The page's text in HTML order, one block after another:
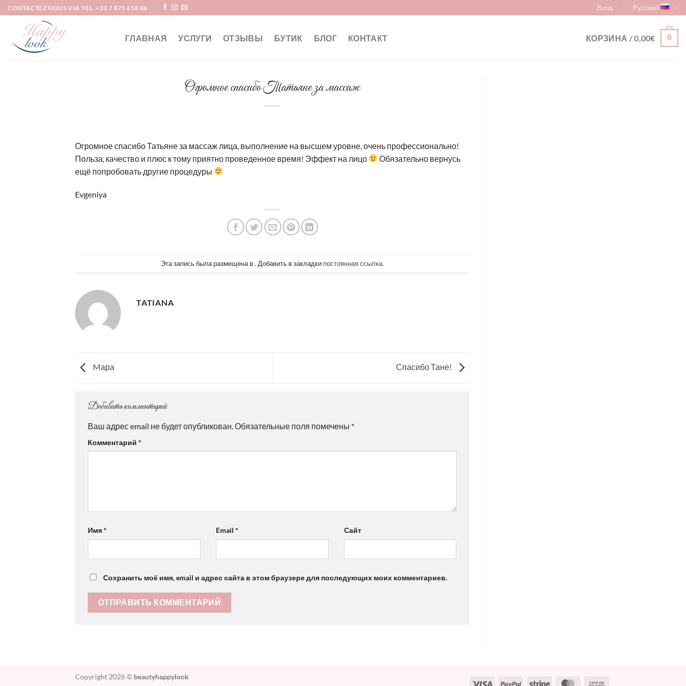
Skip
to
content
CONTACTEZ NOUS VIA TEL. +33 7 871 658 86 Вход Русский
ГЛАВНАЯ УСЛУГИ ОТЗЫВЫ БУТИК БЛОГ КОНТАКТ КОРЗИНА /0,00€ 0
Огромное спасибо Татьяне за массаж
Огромное спасибо Татьяне за массаж лица, выполнение на высшем уровне, очень профессионально!
Польза, качество и плюс к тому приятно проведенное время! Эффект на лицо
Обязательно вернусь
ещё попробовать другие процедуры
Evgeniya
Эта запись была размещена в . Добавить в закладки постоянная ссылка.
TATIANA
Mара Спасибо Тане!
Добавить комментарий
Ваш адрес email не будет опубликован. Обязательные поля помечены *
Комментарий *
Имя* Email * Сайт
Сохранить моё имя, email и адрес сайта в этом браузере для последующих моих комментариев.
Copyright 2026 © beautyhappylook